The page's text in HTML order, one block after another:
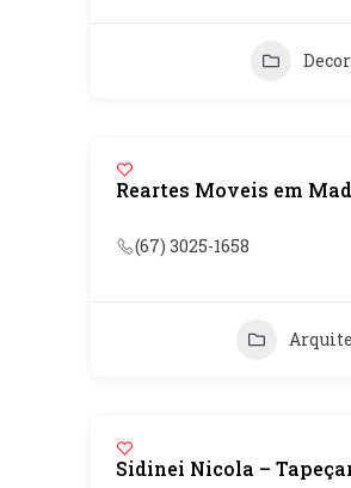
Reartes Moveis em
(67) 3025-1658
Sidinei Nicola –